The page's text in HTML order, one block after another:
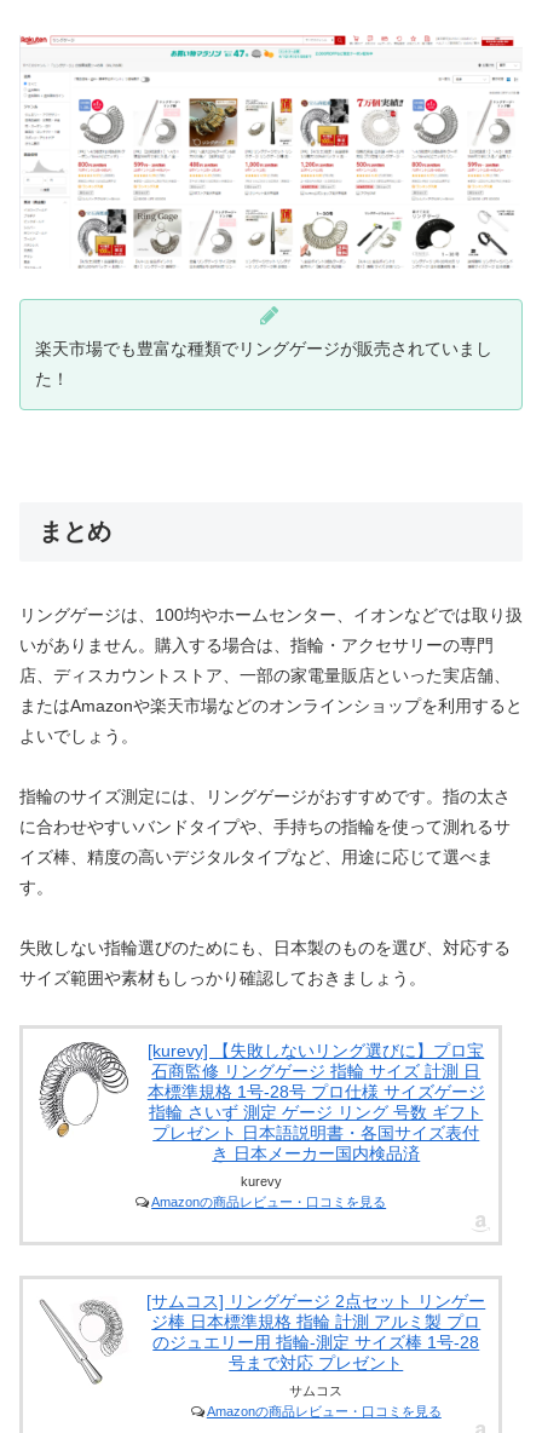
楽天市場でも豊富な種類でリングゲージが販売されていまし
た！
まとめ
リングゲージは、100均やホームセンター、イオンなどでは取り扱
いがありません。購入する場合は、指輪・アクセサリーの専門
店、ディスカウントストア、一部の家電量販店といった実店舗、
またはAmazonや楽天市場などのオンラインショップを利用すると
よいでしょう。
指輪のサイズ測定には、リングゲージがおすすめです。指の太さ
に合わせやすいバンドタイプや、手持ちの指輪を使って測れるサ
イズ棒、精度の高いデジタルタイプなど、用途に応じて選べま
す。
失敗しない指輪選びのためにも、日本製のものを選び、対応する
サイズ範囲や素材もしっかり確認しておきましょう。
[kurevy] 【失敗しないリング選びに】プロ宝
石商監修 リングゲージ 指輪 サイズ 計測 日
本標準規格 1号-28号 プロ仕様 サイズゲージ
指輪 さいず 測定 ゲージ リング 号数 ギフト
プレゼント 日本語説明書・各国サイズ表付
き 日本メーカー国内検品済
kurevy
Amazonの商品レビュー・口コミを見る
[サムコス] リングゲージ 2点セット リンゲー
ジ棒 日本標準規格 指輪 計測 アルミ製 プロ
のジュエリー用 指輪-測定 サイズ棒 1号-28
号まで対応 プレゼント
サムコス
Amazonの商品レビュー・口コミを見る